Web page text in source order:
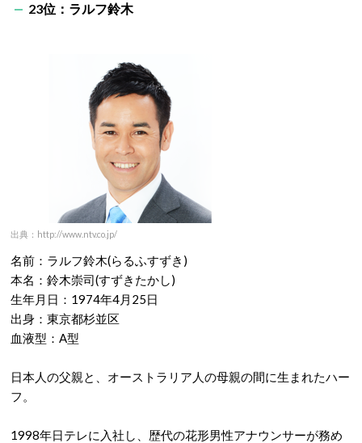
23位：ラルフ鈴木
出典：http://www.ntv.co.jp/
名前：ラルフ鈴木(らるふすずき)
本名：鈴木崇司(すずきたかし)
生年月日：1974年4月25日
出身：東京都杉並区
血液型：A型
日本人の父親と、オーストラリア人の母親の間に生まれたハー
フ。
1998年日テレに入社し、歴代の花形男性アナウンサーが務め